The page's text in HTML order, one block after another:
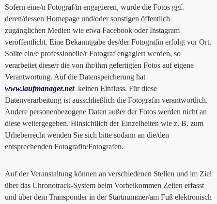
Sofern eine/n Fotograf/in engagieren, wurde die Fotos ggf.
deren/dessen Homepage und/oder sonstigen öffentlich
zugänglichen Medien wie etwa Facebook oder Instagram
veröffentlicht. Eine Bekanntgabe des/der Fotografin erfolgt vor Ort.
Sollte ein/e professionelle/r Fotograf engagiert werden, so
verarbeitet diese/r die von ihr/ihm gefertigten Fotos auf eigene
Verantwortung. Auf die Datenspeicherung hat
www.laufmanager.netkeinen Einfluss. Für diese
Datenverarbeitung ist ausschließlich die Fotografin verantwortlich.
Andere personenbezogene Daten außer der Fotos werden nicht an
diese weitergegeben. Hinsichtlich der Einzelheiten wie z. B. zum
Urheberrecht wenden Sie sich bitte sodann an die/den
entsprechenden Fotografin/Fotografen.
Auf der Veranstaltung können an verschiedenen Stellen und im Ziel
über das Chronotrack-System beim Vorbeikommen Zeiten erfasst
und über dem Transponder in der Startnummer/am Fuß elektronisch